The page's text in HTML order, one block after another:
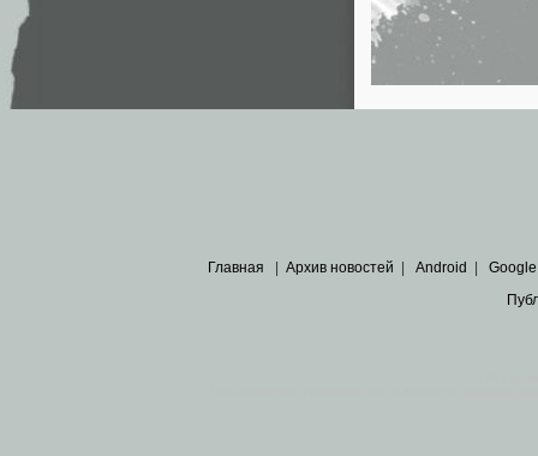
Главная Архив новостей Android Google